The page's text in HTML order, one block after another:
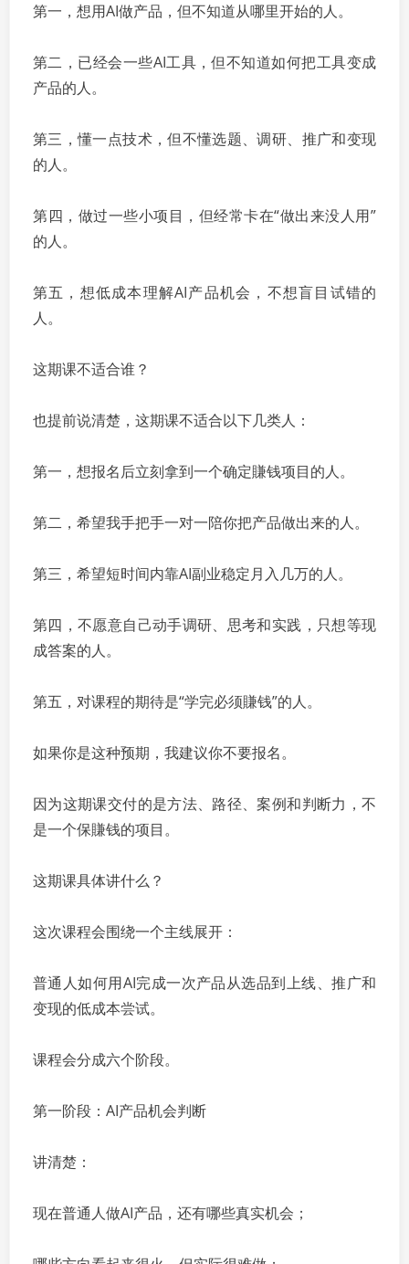
第一，想用AI做产品，但不知道从哪里开始的人。
第二，已经会一些AI工具，但不知道如何把工具变成
产品的人。
第三，懂一点技术，但不懂选题、调研、推广和变现
的人。
第四，做过一些小项目，但经常卡在“做出来没人用”
的人。
第五，想低成本理解AI产品机会，不想盲目试错的
人。
这期课不适合谁？
也提前说清楚，这期课不适合以下几类人：
第一，想报名后立刻拿到一个确定賺钱项目的人。
第二，希望我手把手一对一陪你把产品做出来的人。
第三，希望短时间内靠AI副业稳定月入几万的人。
第四，不愿意自己动手调研、思考和实践，只想等现
成答案的人。
第五，对课程的期待是“学完必须賺钱”的人。
如果你是这种预期，我建议你不要报名。
因为这期课交付的是方法、路径、案例和判断力，不
是一个保賺钱的项目。
这期课具体讲什么？
这次课程会围绕一个主线展开：
普通人如何用AI完成一次产品从选品到上线、推广和
变现的低成本尝试。
课程会分成六个阶段。
第一阶段：AI产品机会判断
讲清楚：
现在普通人做AI产品，还有哪些真实机会；